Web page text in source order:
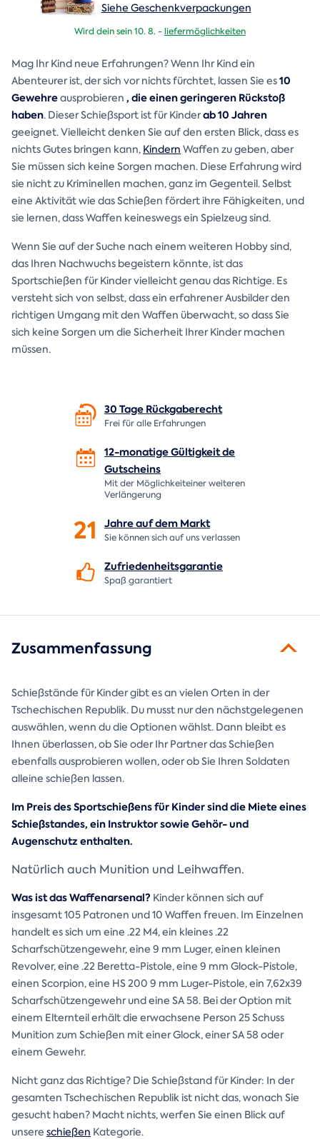
Siehe Geschenkverpackungen
Wird dein sein 10. 8. -liefermöglichkeiten
Mag Ihr Kind neue Erfahrungen? Wenn Ihr Kind ein
Abenteurer ist, der sich vor nichts fürchtet, lassen Sie es10
Gewehreausprobieren , die einen geringeren Rückstoß
haben. Dieser Schießsport ist für Kinderab 10 Jahren
geeignet. Vielleicht denken Sie auf den ersten Blick, dass es
nichts Gutes bringen kann, Kindern Waffen zu geben, aber
Sie müssen sich keine Sorgen machen. Diese Erfahrung wird
sie nicht zu Kriminellen machen, ganz im Gegenteil. Selbst
eine Aktivität wie das Schießen fördert ihre Fähigkeiten, und
sie lernen, dass Waffen keineswegs ein Spielzeug sind.
Wenn Sie auf der Suche nach einem weiteren Hobby sind,
das Ihren Nachwuchs begeistern könnte, ist das
Sportschießen für Kinder vielleicht genau das Richtige. Es
versteht sich von selbst, dass ein erfahrener Ausbilder den
richtigen Umgang mit den Waffen überwacht, so dass Sie
sich keine Sorgen um die Sicherheit Ihrer Kinder machen
müssen.
30 Tage Rückgaberecht
Frei für alle Erfahrungen
12-monatige Gültigkeit de
Gutscheins
Mit der Möglichkeiteiner weiteren
Verlängerung
21 Jahre auf dem Markt
Sie können sich auf uns verlassen
Zufriedenheitsgarantie
Spaß garantiert
Zusammenfassung
Schießstände für Kinder gibt es an vielen Orten in der
Tschechischen Republik. Du musst nur den nächstgelegenen
auswählen, wenn du die Optionen wählst. Dann bleibt es
Ihnen überlassen, ob Sie oder Ihr Partner das Schießen
ebenfalls ausprobieren wollen, oder ob Sie Ihren Soldaten
alleine schießen lassen.
Im Preis des Sportschießens für Kinder sind die Miete eines
Schießstandes, ein Instruktor sowie Gehör- und
Augenschutz enthalten.
Natürlich auch Munition und Leihwaffen.
Was ist das Waffenarsenal? Kinder können sich auf
insgesamt 105 Patronen und 10 Waffen freuen. Im Einzelnen
handelt es sich um eine .22 M4, ein kleines .22
Scharfschützengewehr, eine 9 mm Luger, einen kleinen
Revolver, eine .22 Beretta-Pistole, eine 9 mm Glock-Pistole,
einen Scorpion, eine HS 200 9 mm Luger-Pistole, ein 7,62x39
Scharfschützengewehr und eine SA 58. Bei der Option mit
einem Elternteil erhält die erwachsene Person 25 Schuss
Munition zum Schießen mit einer Glock, einer SA 58 oder
einem Gewehr.
Nicht ganz das Richtige? Die Schießstand für Kinder: In der
gesamten Tschechischen Republik ist nicht das, wonach Sie
gesucht haben? Macht nichts, werfen Sie einen Blick auf
unsere schießen Kategorie.